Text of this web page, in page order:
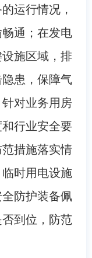
运行情况，
通；在发电
施区域，排
患，保障气
对业务用房
行业安全要
措施落实情
时用电设施
防护装备佩
到位，防范